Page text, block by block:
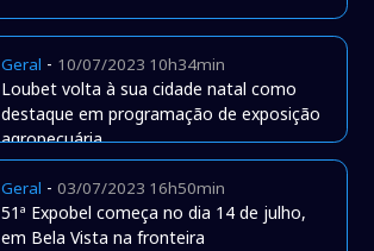
Geral - 10/07/2023 10h34min
Loubet volta à sua cidade natal como
destaque em programação de exposição
agropecuária
Geral -03/07/2023 16h50min
51ª Expobel começa no dia 14 de julho,
em Bela Vista na fronteira